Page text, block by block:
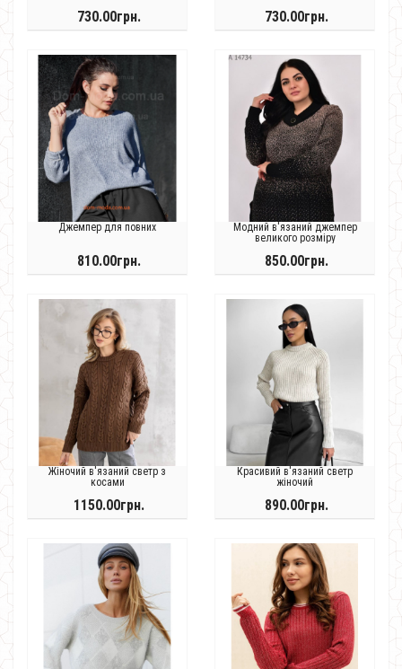
730.00грн. 730.00грн.
Джемпер для повних
810.00грн.
Модний в'язаний джемпер
великого розміру
850.00грн.
Жіночий в'язаний светр з
косами
1150.00грн.
Красивий в'язаний светр
жіночий
890.00грн.